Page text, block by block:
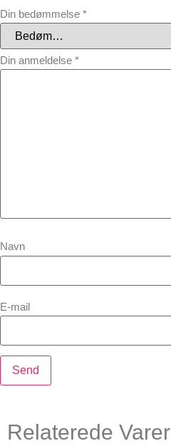
Din bedømmelse *
Din anmeldelse *
Navn
E-mail
Relaterede Varer